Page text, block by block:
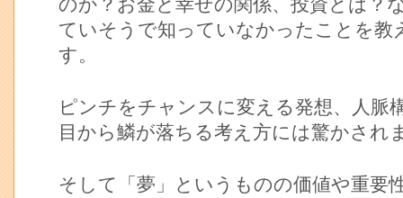
のか？お金と幸せの関係、投資とは？
ていそうで知っていなかったことを教
す。
ピンチをチャンスに変える発想、人脈
目から鱗が落ちる考え方には驚かされ
そして「夢」というものの価値や重要